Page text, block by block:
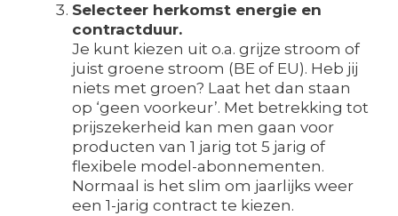
Selecteer herkomst energie en
contractduur.
Je kunt kiezen uit o.a. grijze stroom of
juist groene stroom (BE of EU). Heb jij
niets met groen? Laat het dan staan
op ‘geen voorkeur’. Met betrekking tot
prijszekerheid kan men gaan voor
producten van 1 jarig tot 5 jarig of
flexibele model-abonnementen.
Normaal is het slim om jaarlijks weer
een 1-jarig contract te kiezen.